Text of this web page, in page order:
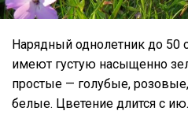
Нарядный однолетник до 50
имеют густую насыщенно
простые — голубые,
белые. Цветение длится с